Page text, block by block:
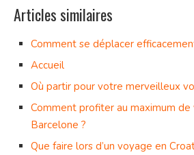
Articles similaires
Comment se déplacer
Accueil
Où partir pour votre merveilleux
Comment profiter au maximum
Barcelone ?
Que faire lors d’un voyage en